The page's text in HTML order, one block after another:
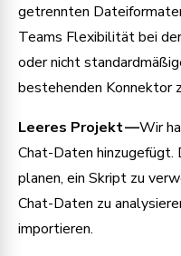
getrennten
Teams Flexibilität bei
oder nicht
bestehenden Konnektor
Leeres Projekt —Wir
Chat-Daten hinzugefügt.
planen, ein Skript zu
Chat-Daten zu
importieren.